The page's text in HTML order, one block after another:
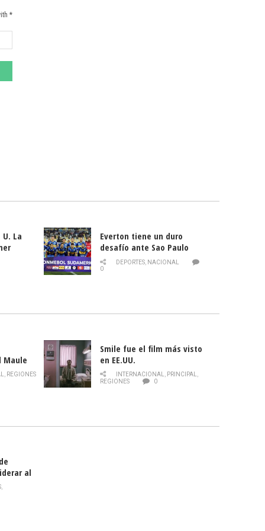
*
La
Everton tiene un duro
desafío ante Sao Paulo
DEPORTES, NACIONAL
0
Maule
de la
, REGIONES
Smile fue el film más visto
en EE.UU.
INTERNACIONAL, PRINCIPAL,
REGIONES
0
al
,